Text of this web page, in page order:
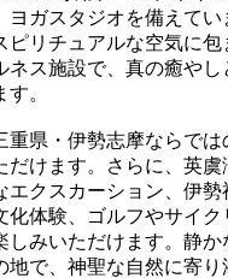
ヨガスタジオを備えて
ピリチュアルな空気に
ネス施設で、真の癒や
。
重県・伊勢志摩ならでは
だけます。さらに、英虞
エクスカーション、伊
化体験、ゴルフやサイク
しみいただけます。静か
地で、神聖な自然に寄